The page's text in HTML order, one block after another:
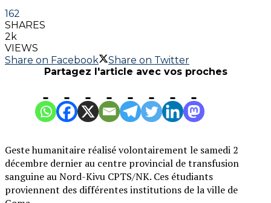
162
SHARES
2k
VIEWS
Share on Facebook
Share on Twitter
Partagez l'article avec vos proches
Geste humanitaire réalisé volontairement le samedi 2
décembre dernier au centre provincial de transfusion
sanguine au Nord-Kivu CPTS/NK. Ces étudiants
proviennent des différentes institutions de la ville de